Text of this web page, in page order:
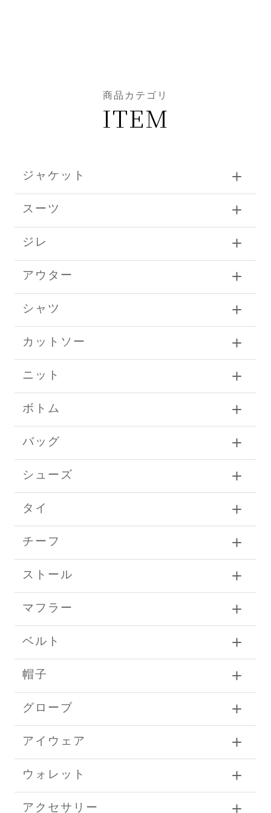
商品カテゴリ
ITEM
ジャケット
スーツ
ジレ
アウター
シャツ
カットソー
ニット
ボトム
バッグ
シューズ
タイ
チーフ
ストール
マフラー
ベルト
帽子
グローブ
アイウェア
ウォレット
アクセサリー